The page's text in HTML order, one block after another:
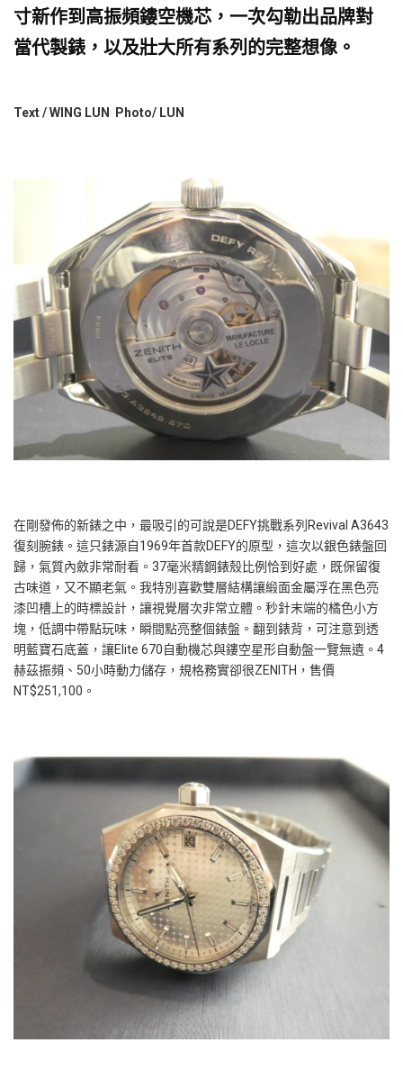
寸新作到高振頻鏤空機芯，一次勾勒出品牌對
當代製錶，以及壯大所有系列的完整想像。
Text / WING LUN Photo/ LUN
在剛發佈的新錶之中，最吸引的可說是DEFY挑戰系列Revival A3643
復刻腕錶。這只錶源自1969年首款DEFY的原型，這次以銀色錶盤回
歸，氣質內斂非常耐看。37毫米精鋼錶殼比例恰到好處，既保留復
古味道，又不顯老氣。我特別喜歡雙層結構讓緞面金屬浮在黑色亮
漆凹槽上的時標設計，讓視覺層次非常立體。秒針末端的橘色小方
塊，低調中帶點玩味，瞬間點亮整個錶盤。翻到錶背，可注意到透
明藍寶石底蓋，讓Elite 670自動機芯與鏤空星形自動盤一覽無遺。4
赫茲振頻、50小時動力儲存，規格務實卻很ZENITH，售價
NT$251,100。